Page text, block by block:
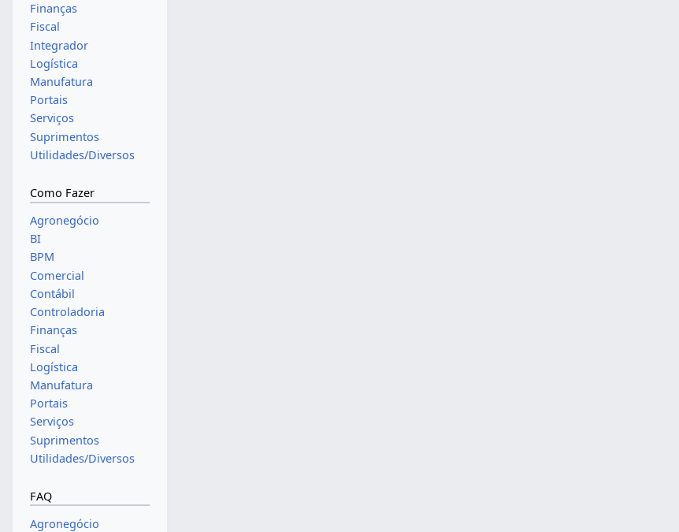
Finanças
Fiscal
Integrador
Logística
Manufatura
Portais
Serviços
Suprimentos
Utilidades/Diversos
Como Fazer
Agronegócio
BI
BPM
Comercial
Contábil
Controladoria
Finanças
Fiscal
Logística
Manufatura
Portais
Serviços
Suprimentos
Utilidades/Diversos
FAQ
Agronegócio